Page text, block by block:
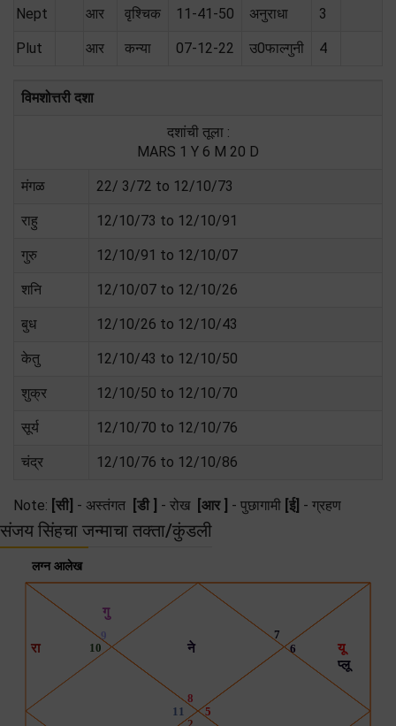
Nept आर वृश्चिक 11-41-50 अनुराधा 3
Plut आर कन्या 07-12-22 उ0फाल्गुनी 4
विमशोत्तरी दशा
दशांची तूला :
MARS 1 Y 6 M 20 D
मंगळ 22/ 3/72 to 12/10/73
राहु 12/10/73 to 12/10/91
गुरु 12/10/91 to 12/10/07
शनि 12/10/07 to 12/10/26
बुध 12/10/26 to 12/10/43
केतु 12/10/43 to 12/10/50
शुक्र 12/10/50 to 12/10/70
सूर्य 12/10/70 to 12/10/76
चंद्र 12/10/76 to 12/10/86
Note: [सी] - अस्तंगत [डी ] - रोख [आर ] - पुछागामी [ई] - ग्रहण
संजय सिंहचा जन्माचा तक्ता/कुंडली